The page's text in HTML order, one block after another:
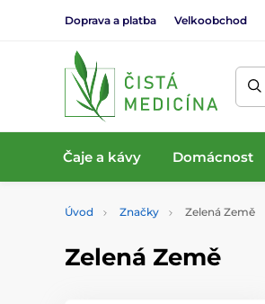
Doprava a platba Velkoobchod
Čaje a kávy Domácnost
Úvod Značky Zelená Země
Zelená Země